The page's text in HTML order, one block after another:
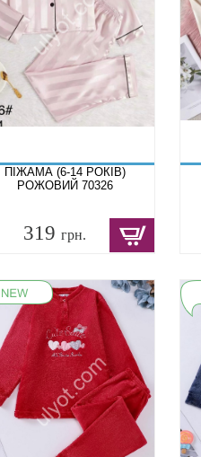
ПІЖАМА (6-14 РОКІВ)
РОЖОВИЙ 70326
319 грн.